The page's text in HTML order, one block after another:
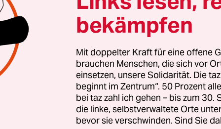
Vorreiter“. Dabei gibt es nur 13
als so kleines Unternehmen überhaupt etwas
Als kleines Unternehmen können wir die
Weise spürbar verändern, aber wir
als große Unternehmen neue Impulse
und mit ihnen experimentieren – und wenn das
wir unsere Kunden und andere Unternehmen.
bekämpfen
Mit doppelter Kraft für eine offene
brauchen Menschen, die sich vor
einsetzen, unsere Solidarität. Die
beginnt im Zentrum“. 50 Prozent
bei taz zahl ich gehen – bis zum
die linke, selbstverwaltete Orte
bevor sie verschwinden. Sind Sie